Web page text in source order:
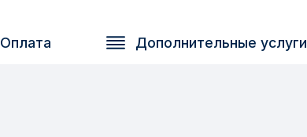
Оплата Дополнительные услуги